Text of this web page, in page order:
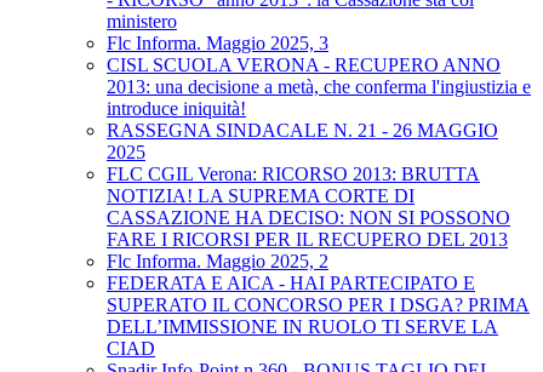
ministero
Flc Informa. Maggio 2025, 3
CISL SCUOLA VERONA - RECUPERO ANNO
2013: una decisione a metà, che conferma l'ingiustizia e
introduce iniquità!
RASSEGNA SINDACALE N. 21 - 26 MAGGIO
2025
FLC CGIL Verona: RICORSO 2013: BRUTTA
NOTIZIA! LA SUPREMA CORTE DI
CASSAZIONE HA DECISO: NON SI POSSONO
FARE I RICORSI PER IL RECUPERO DEL 2013
Flc Informa. Maggio 2025, 2
FEDERATA E AICA - HAI PARTECIPATO E
SUPERATO IL CONCORSO PER I DSGA? PRIMA
DELL’IMMISSIONE IN RUOLO TI SERVE LA
CIAD